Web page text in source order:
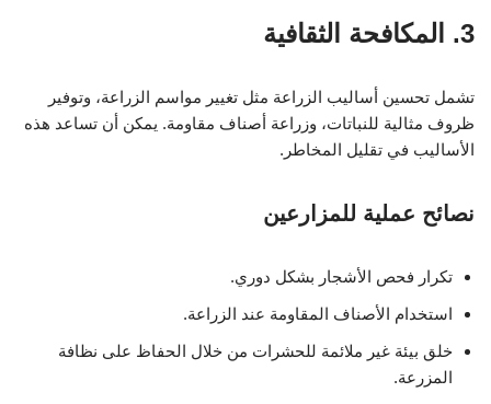
3. المكافحة الثقافية
تشمل تحسين أساليب الزراعة مثل تغيير مواسم الزراعة، وتوفير
ظروف مثالية للنباتات، وزراعة أصناف مقاومة. يمكن أن تساعد هذه
الأساليب في تقليل المخاطر.
نصائح عملية للمزارعين
تكرار فحص الأشجار بشكل دوري.
استخدام الأصناف المقاومة عند الزراعة.
خلق بيئة غير ملائمة للحشرات من خلال الحفاظ على نظافة
المزرعة.